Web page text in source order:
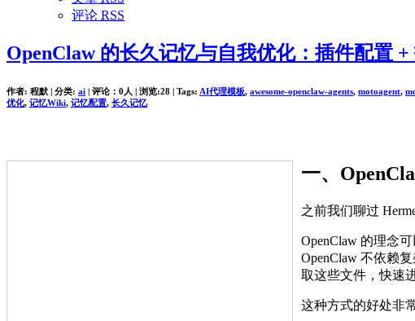
评论 RSS
OpenClaw 的长久记忆与自我优化：插件配置
作者: 程默 | 分类: ai | 评论：0人 | 浏览:28 | Tags: AI代理模板, awesome-openclaw-agents, motoagent,
优化, 记忆Wiki, 记忆配置, 长久记忆
一、
之前我们聊过
OpenClaw 的理念
OpenClaw 不依赖
取这些文件，快速
这种方式的好处非